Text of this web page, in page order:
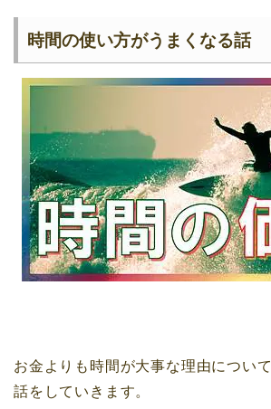
時間の使い方がうまくなる話
お金よりも時間が大事な理由について
話をしていきます。